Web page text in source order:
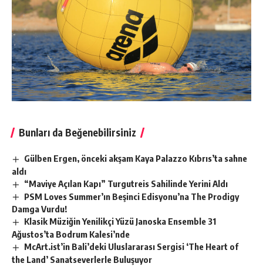
Bunları da Beğenebilirsiniz
Gülben Ergen, önceki akşam Kaya Palazzo Kıbrıs’ta sahne
aldı
“Maviye Açılan Kapı” Turgutreis Sahilinde Yerini Aldı
PSM Loves Summer’ın Beşinci Edisyonu’na The Prodigy
Damga Vurdu!
Klasik Müziğin Yenilikçi Yüzü Janoska Ensemble 31
Ağustos’ta Bodrum Kalesi’nde
McArt.ist’in Bali’deki Uluslararası Sergisi ‘The Heart of
the Land’ Sanatseverlerle Buluşuyor